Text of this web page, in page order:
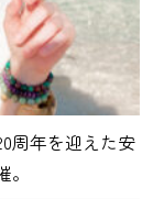
周年を迎えた安